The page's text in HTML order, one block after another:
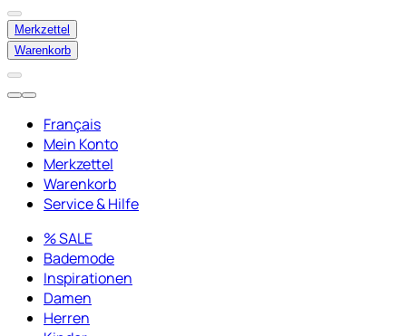
Merkzettel
Warenkorb
Français
Mein Konto
Merkzettel
Warenkorb
Service & Hilfe
% SALE
Bademode
Inspirationen
Damen
Herren